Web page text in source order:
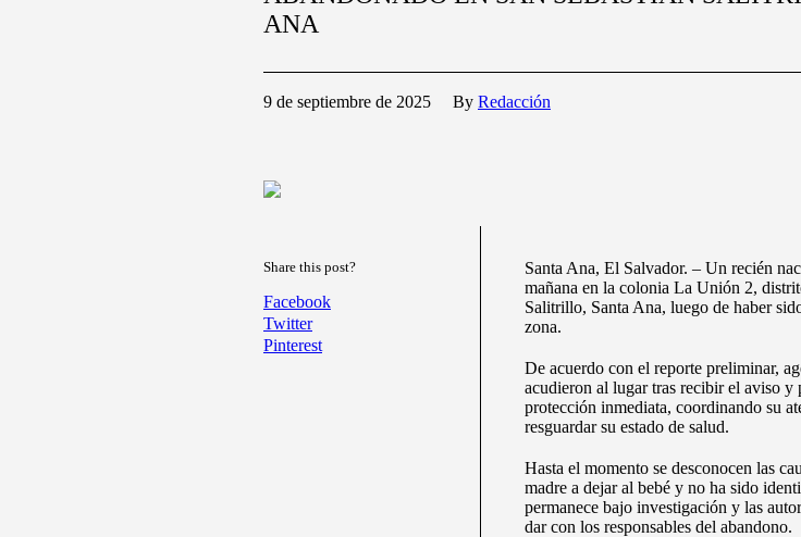
ANA
9 de septiembre de 2025 By Redacción
Share this post?
Facebook
Twitter
Pinterest
Santa Ana, El Salvador. – Un recién
mañana en la colonia La Unión 2,
Salitrillo, Santa Ana, luego de haber
zona.
De acuerdo con el reporte preliminar,
acudieron al lugar tras recibir el aviso y
protección inmediata, coordinando su
resguardar su estado de salud.
Hasta el momento se desconocen las
madre a dejar al bebé y no ha sido
permanece bajo investigación y las
dar con los responsables del abandono.